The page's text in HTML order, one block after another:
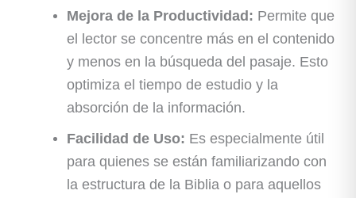
Mejora de la Productividad: Permite que
el lector se concentre más en el contenido
y menos en la búsqueda del pasaje. Esto
optimiza el tiempo de estudio y la
absorción de la información.
Facilidad de Uso: Es especialmente útil
para quienes se están familiarizando con
la estructura de la Biblia o para aquellos